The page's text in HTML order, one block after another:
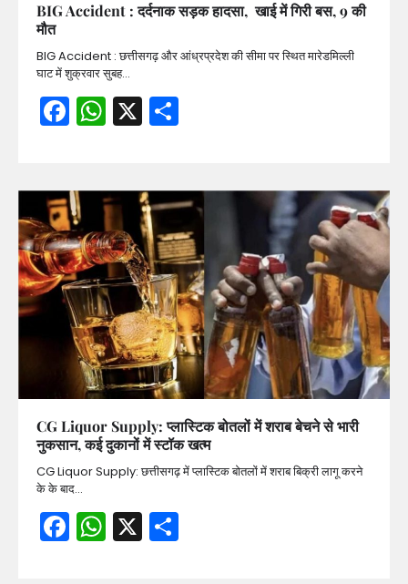
BIG Accident : दर्दनाक सड़क हादसा, खाई में गिरी बस, 9 की
मौत
BIG Accident : छत्तीसगढ़ और आंध्रप्रदेश की सीमा पर स्थित मारेडमिल्ली
घाट में शुक्रवार सुबह…
Facebook
WhatsApp
X
CG Liquor Supply: प्लास्टिक बोतलों में शराब बेचने से भारी
नुकसान, कई दुकानों में स्टॉक खत्म
CG Liquor Supply: छत्तीसगढ़ में प्लास्टिक बोतलों में शराब बिक्री लागू करने
के के बाद…
Facebook
WhatsApp
X